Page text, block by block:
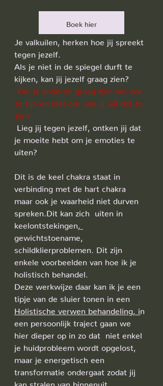
Boek hier
Je valkuilen, herken hoe jij spreekt
tegen jezelf.
Als je niet in de spiegel durft te
kijken, kan jij jezelf graag zien?
Kan je anderen graag zien om wie
ze zijn en niet om wie jij wil dat ze
zijn?
je moeite hebt om je emoties te
uiten?
Dit is de keel chakra staat in
verbinding met de hart chakra
maar ook je waarheid niet durven
spreken. Dit kan zich  uiten in
keelontstekingen
gewichtstoename,
schildklierproblemen. Dit zijn
enkele voorbeelden van hoe ik je
holistisch behandel.
Deze werkwijze daar kan ik je een
tipje van de sluier tonen in een
Holistische verwen behandeling, in
een persoonlijk traject gaan we
hier dieper op in zo dat  niet enkel
je huidprobleem wordt opgelost,
maar je energetisch een
transformatie ondergaat zodat jij
kan stralen van binnenuit.